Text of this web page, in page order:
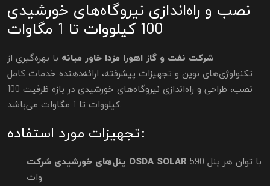
نصب و راه‌اندازی نیروگاه‌های خورشیدی
100 کیلووات تا 1 مگاوات
شرکت نفت و گاز اهورا مزدا خاور میانه با بهره‌گیری از
تکنولوژی‌های نوین و تجهیزات پیشرفته، ارائه‌دهنده خدمات کامل
نصب، طراحی و راه‌اندازی نیروگاه‌های خورشیدی در بازه ظرفیت 100
کیلووات تا 1 مگاوات می‌باشد.
تجهیزات مورد استفاده:
پنل‌های خورشیدی شرکت OSDA SOLAR
وات